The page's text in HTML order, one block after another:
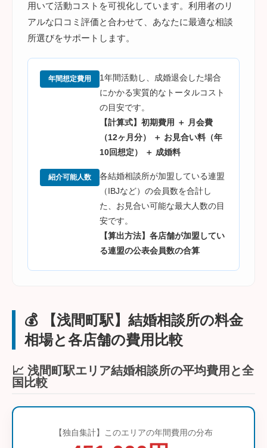
用いて活動コストを可視化しています。利用者のリ
アルな口コミ評価と合わせて、あなたに最適な相談
所選びをサポートします。
年間想定費用
1年間活動し、成婚退会した場合
にかかる実質的なトータルコスト
の目安です。
【計算式】初期費用 ＋ 月会費
（12ヶ月分） ＋ お見合い料（年
10回想定） ＋ 成婚料
紹介可能人数
各結婚相談所が加盟している連盟
（IBJなど）の会員数を合計し
た、お見合い可能な最大人数の目
安です。
【算出方法】各店舗が加盟してい
る連盟の公表会員数の合算
💰 【浅間町駅】結婚相談所の料金
相場と各店舗の費用比較
📈 浅間町駅エリア結婚相談所の平均費用と全
国比較
【独自集計】このエリアの年間費用の分布